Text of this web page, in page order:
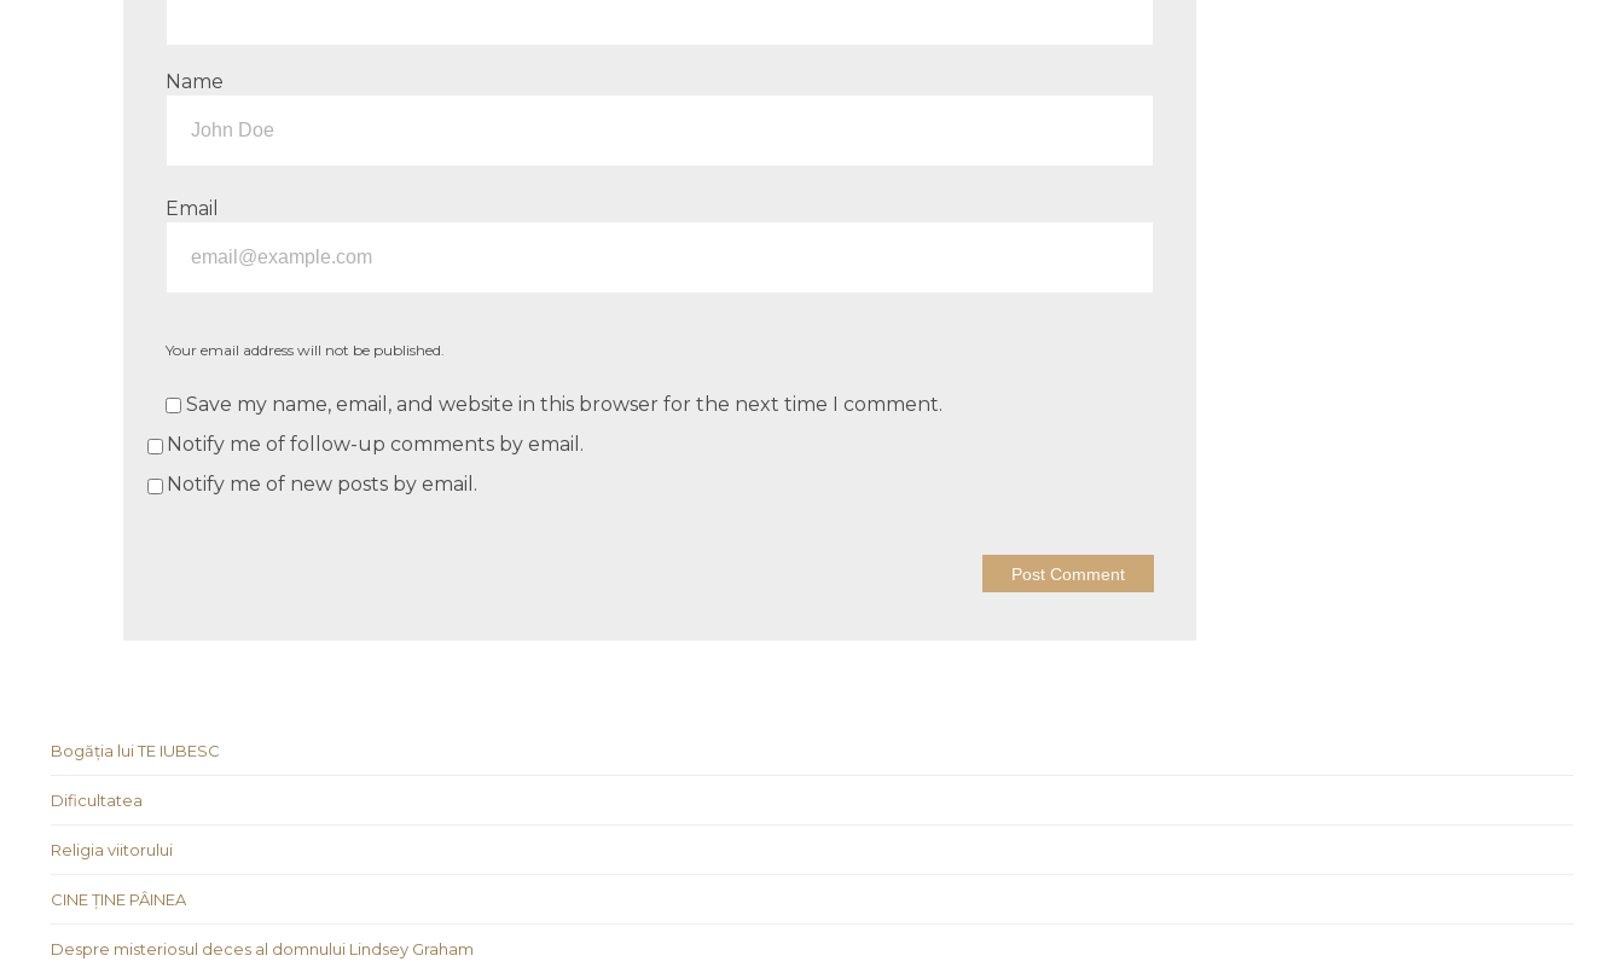
Name
Email
Your email address will not be published.
Save my name, email, and website in this browser for the next time I comment.
Notify me of follow-up comments by email.
Notify me of new posts by email.
Bogăția lui TE IUBESC
Dificultatea
Religia viitorului
CINE ȚINE PÂINEA
Despre misteriosul deces al domnului Lindsey Graham